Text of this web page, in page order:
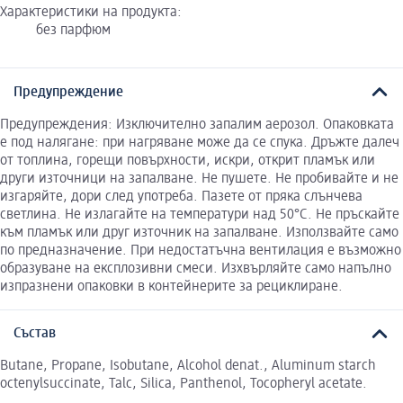
Характеристики на продукта:
без парфюм
Предупреждение
Предупреждения: Изключително запалим аерозол. Опаковката
е под налягане: при нагряване може да се спука. Дръжте далеч
от топлина, горещи повърхности, искри, открит пламък или
други източници на запалване. Не пушете. Не пробивайте и не
изгаряйте, дори след употреба. Пазете от пряка слънчева
светлина. Не излагайте на температури над 50°C. Не пръскайте
към пламък или друг източник на запалване. Използвайте само
по предназначение. При недостатъчна вентилация е възможно
образуване на експлозивни смеси. Изхвърляйте само напълно
изпразнени опаковки в контейнерите за рециклиране.
Състав
Butane, Propane, Isobutane, Alcohol denat., Aluminum starch
octenylsuccinate, Talc, Silica, Panthenol, Tocopheryl acetate.